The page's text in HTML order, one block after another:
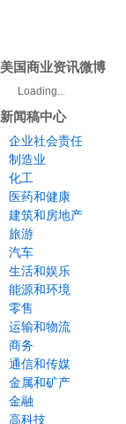
美国商业资讯微博
Loading...
新闻稿中心
企业社会责任
制造业
化工
医药和健康
建筑和房地产
旅游
汽车
生活和娱乐
能源和环境
零售
运输和物流
商务
通信和传媒
金属和矿产
金融
高科技